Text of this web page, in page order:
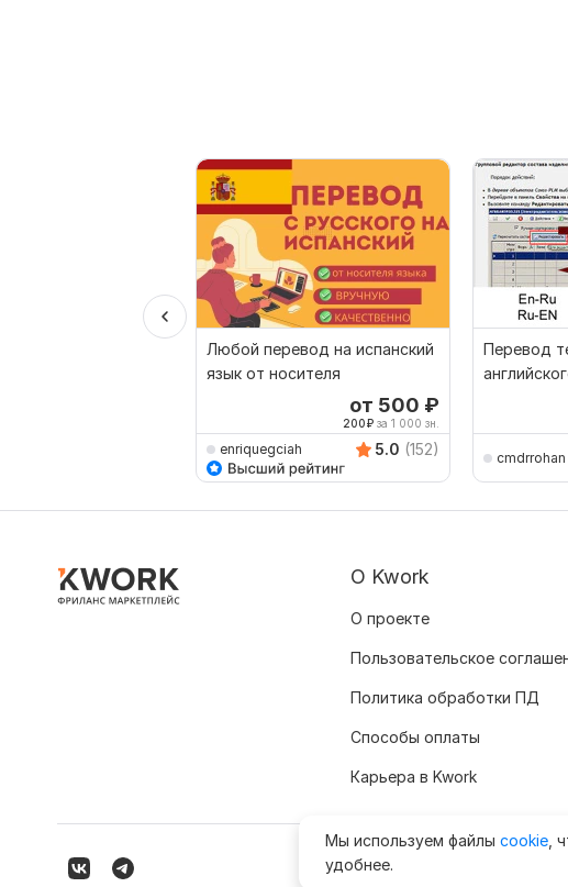
Любой перевод на испанский
язык от носителя
от 500 ₽
200₽ за 1 000 зн.
enriquegciah 5.0 (152)
Перевод
cmdrrohan
Мы используем файлы cookie ,
удобнее.
О Kwork
О проекте
Пользовательское
Политика обработки ПД
Способы оплаты
Карьера в Kwork